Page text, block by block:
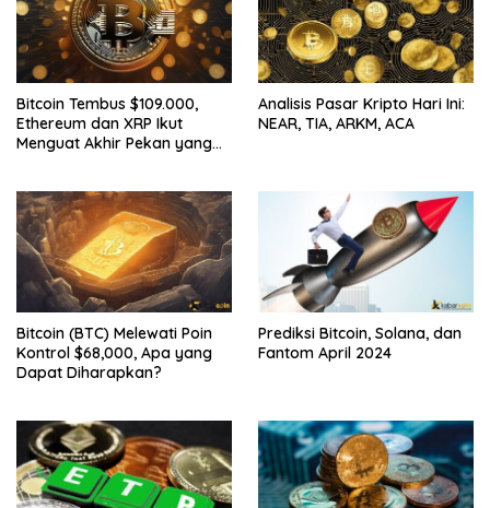
Bitcoin Tembus $109.000,
Ethereum dan XRP Ikut
Menguat Akhir Pekan yang
Analisis Pasar Kripto Hari Ini:
NEAR, TIA, ARKM, ACA
Bitcoin (BTC) Melewati Poin
Kontrol $68,000, Apa yang
Dapat Diharapkan?
Prediksi Bitcoin, Solana, dan
Fantom April 2024